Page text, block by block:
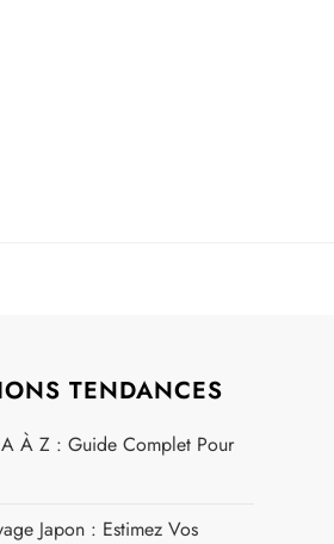
TENDANCES
À Z : Guide Complet Pour
Japon : Estimez Vos